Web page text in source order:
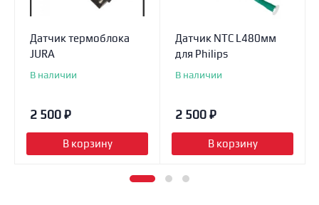
Датчик термоблока
JURA
В наличии
2 500 ₽
В корзину
Датчик NTC L480мм
для Philips
В наличии
2 500 ₽
В корзину